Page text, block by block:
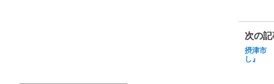
次の
摂津市
し』